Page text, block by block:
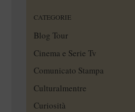
CATEGORIE
Blog Tour
Cinema e Serie Tv
Comunicato Stampa
Culturalmentre
Curiosità